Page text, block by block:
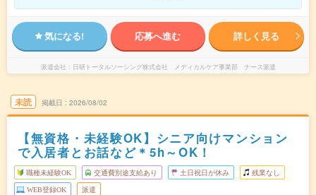
気になる! 応募へ進む 詳しく見る
派遣会社 日研トータルソーシング株式会社 メディカルケア事業部 ナース派遣
未読 掲載日 2026/08/02
【無資格・未経験OK】シニア向けマンション
で入居者とお話など＊5h～OK！
職種未経験OK 交通費別途支給あり 土日祝日が休み 残業なし
WEB登録OK 派遣